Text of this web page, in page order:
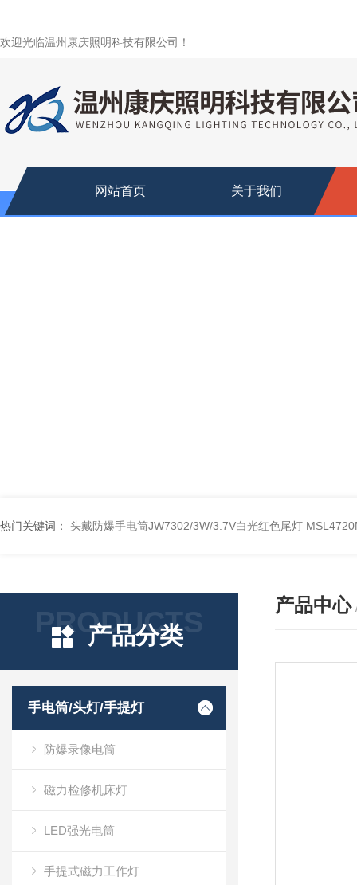
欢迎光临温州康庆照明科技有限公司！
网站首页 关于我们
热门关键词： 头戴防爆手电筒JW7302/3W/3.7V白光红色尾灯
PRODUCTS
产品分类
手电筒/头灯/手提灯
防爆录像电筒
磁力检修机床灯
LED强光电筒
手提式磁力工作灯
产品中心